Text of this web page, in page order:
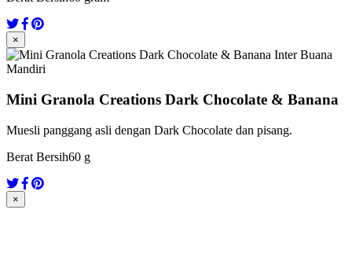
×
Mini Granola Creations Dark Chocolate & Banana
Muesli panggang asli dengan Dark Chocolate dan pisang.
Berat Bersih60 g
×